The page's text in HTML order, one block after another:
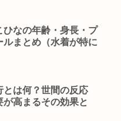
ひなの年齢・身長・プ
ルまとめ（水着が特に
とは何？世間の反応
が高まるその効果と